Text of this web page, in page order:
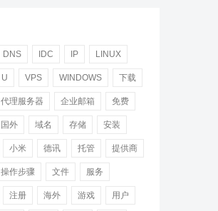
DNS IDC IP LINUX
U VPS WINDOWS 下载
代理服务器 企业邮箱 免费
国外 域名 存储 安装
小米 德讯 托管 提供商
操作步骤 文件 服务
注册 海外 游戏 用户